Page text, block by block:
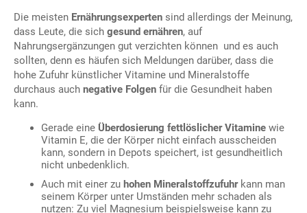
Die meisten Ernährungsexperten sind allerdings der Meinung,
dass Leute, die sich gesund ernähren, auf
Nahrungsergänzungen gut verzichten können und es auch
sollten, denn es häufen sich Meldungen darüber, dass die
hohe Zufuhr künstlicher Vitamine und Mineralstoffe
durchaus auch negative Folgen für die Gesundheit haben
kann.
Gerade eine Überdosierung fettlöslicher Vitamine wie
Vitamin E, die der Körper nicht einfach ausscheiden
kann, sondern in Depots speichert, ist gesundheitlich
nicht unbedenklich.
Auch mit einer zu hohen Mineralstoffzufuhrkann man
seinem Körper unter Umständen mehr schaden als
nutzen: Zu viel Magnesium beispielsweise kann zu